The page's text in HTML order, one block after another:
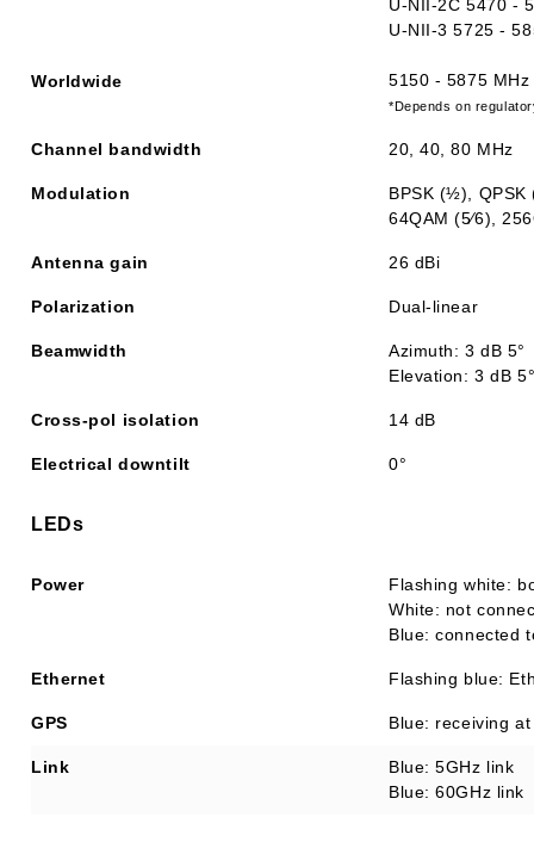
Worldwide
U-NII-2C 5470 -
U-NII-3 5725 -
5150 - 5875 MHz
*Depends on
Channel bandwidth 20, 40, 80 MHz
Modulation
BPSK (½),
64QAM (5⁄6),
Antenna gain 26 dBi
Polarization Dual-linear
Beamwidth
Azimuth: 3 dB 5°
Elevation: 3 dB
Cross-pol isolation 14 dB
Electrical downtilt 0°
LEDs
Power
Flashing white:
White: not
Blue: connected
Ethernet Flashing blue:
GPS Blue: receiving
Link
Blue: 5GHz link
Blue: 60GHz link